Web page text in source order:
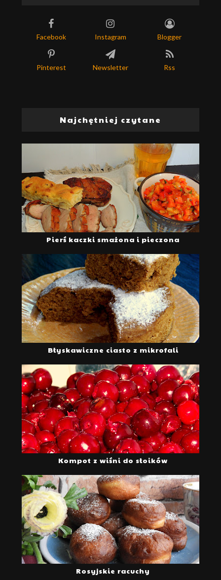
Facebook Instagram Blogger
Pinterest Newsletter Rss
Najchętniej czytane
Pierś kaczki smażona i pieczona
Błyskawiczne ciasto z mikrofali
Kompot z wiśni do słoików
Rosyjskie racuchy